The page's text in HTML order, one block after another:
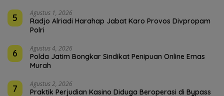
5 Agustus 1, 2026
Radjo Alriadi Harahap Jabat Karo Provos Divpropam
Polri
6 Agustus 4, 2026
Polda Jatim Bongkar Sindikat Penipuan Online Emas
Murah
7 Agustus 2, 2026
Praktik Perjudian Kasino Diduga Beroperasi di Bypass